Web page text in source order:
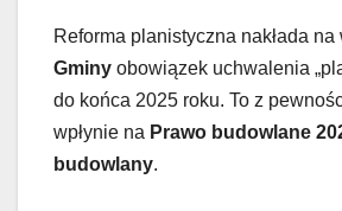
Reforma planistyczna nakłada na
Gminy obowiązek uchwalenia
do końca 2025 roku. To z
wpłynie na Prawo budowlane
budowlany.